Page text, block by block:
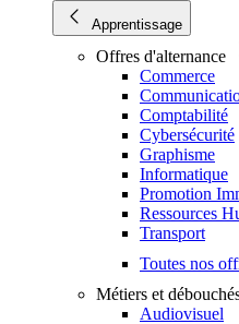
Apprentissage
Offres d'alternance
Commerce
Comptabilité
Cybersécurité
Graphisme
Informatique
Promotion
Ressources
Transport
Toutes nos
Métiers et
Audiovisuel